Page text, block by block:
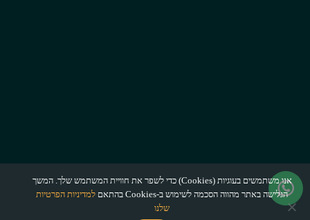
אנו משתמשים בעוגיות (Cookies) כדי לשפר את חוויית המשתמש שלך. המשך
הגלישה באתר מהווה הסכמה לשימוש ב-Cookies בהתאם
למדיניות הפרטיות
שלנו